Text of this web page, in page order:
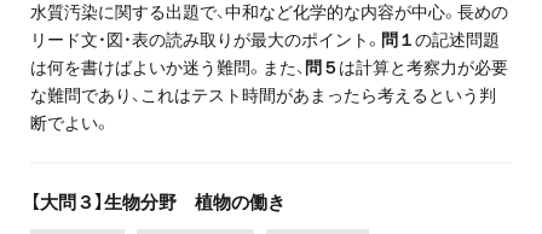
水質汚染に関する出題で、中和など化学的な内容が中心。長めの
リード文・図・表の読み取りが最大のポイント。 問１の記述問題
は何を書けばよいか迷う難問。また、 問５ は計算と考察力が必要
な難問であり、これはテスト時間があまったら考えるという判
断でよい。
【大問３】生物分野 植物の働き